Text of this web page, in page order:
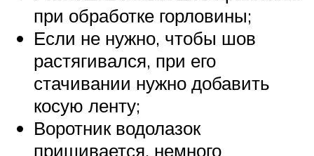
при обработке горловины;
Если не нужно, чтобы шов
растягивался, при его
стачивании нужно добавить
косую ленту;
Воротник водолазок
пришивается, немного